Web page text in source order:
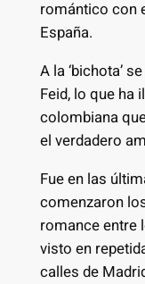
romántico con
España.
A la ‘bichota’
Feid, lo que ha
colombiana
el verdadero
Fue en las
comenzaron
romance entre
visto en
calles de